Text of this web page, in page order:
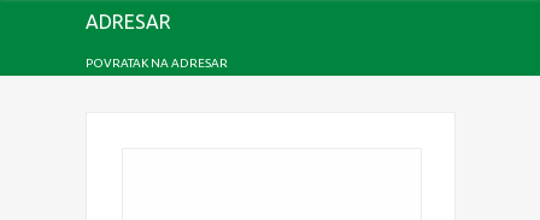
ADRESAR
POVRATAK NA ADRESAR